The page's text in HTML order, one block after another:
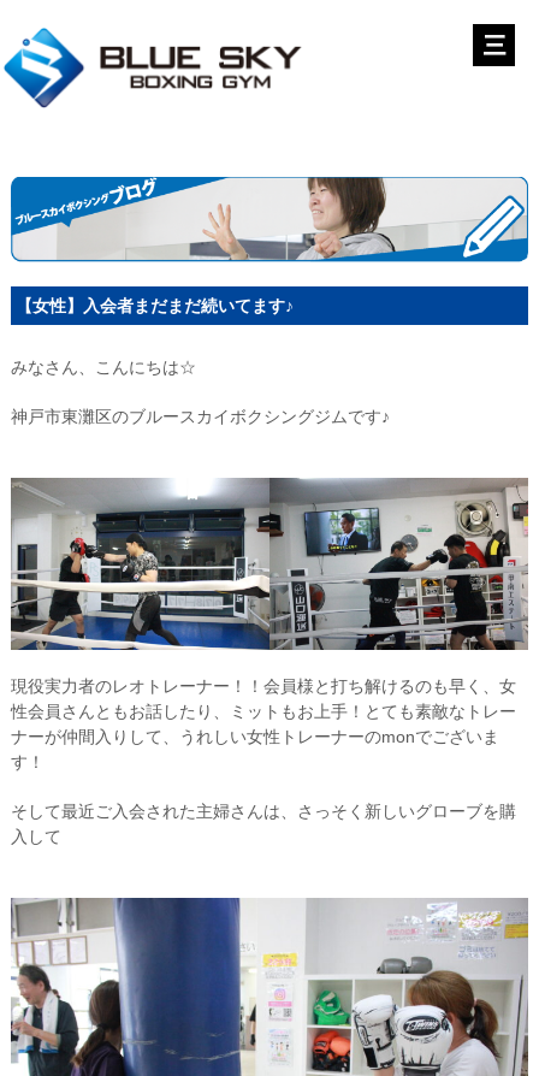
【女性】入会者まだまだ続いてます♪
みなさん、こんにちは☆
神戸市東灘区のブルースカイボクシングジムです♪
現役実力者のレオトレーナー！！会員様と打ち解けるのも早く、女
性会員さんともお話したり、ミットもお上手！とても素敵なトレー
ナーが仲間入りして、うれしい女性トレーナーのmonでございま
す！
そして最近ご入会された主婦さんは、さっそく新しいグローブを購
入して